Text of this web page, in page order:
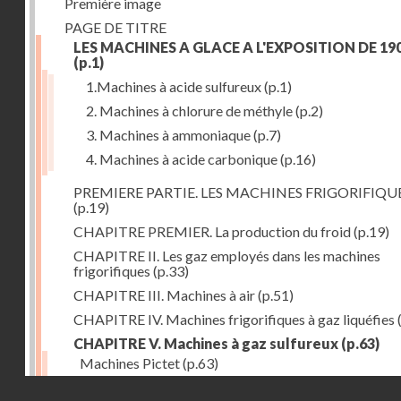
PAGE DE TITRE
LES MACHINES A GLACE A L'EXPOSITION DE
(p.1)
1.Machines à acide sulfureux(p.1)
2. Machines à chlorure de méthyle(p.2)
3. Machines à ammoniaque(p.7)
4. Machines à acide carbonique(p.16)
PREMIERE PARTIE. LES MACHINES
(p.19)
CHAPITRE PREMIER. La production du froid(p.19)
CHAPITRE II. Les gaz employés dans les machines
frigorifiques (p.33)
CHAPITRE III. Machines à air(p.51)
CHAPITRE IV. Machines frigorifiques à gaz liquéfies
CHAPITRE V. Machines à gaz sulfureux (p.63)
Machines Pictet(p.63)